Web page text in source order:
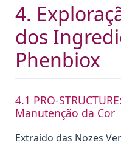
4.
dos
Phenbiox
4.1 PRO-
Manutenção da Cor
Extraído das Nozes